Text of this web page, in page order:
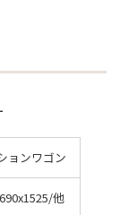
ョンワゴン
他